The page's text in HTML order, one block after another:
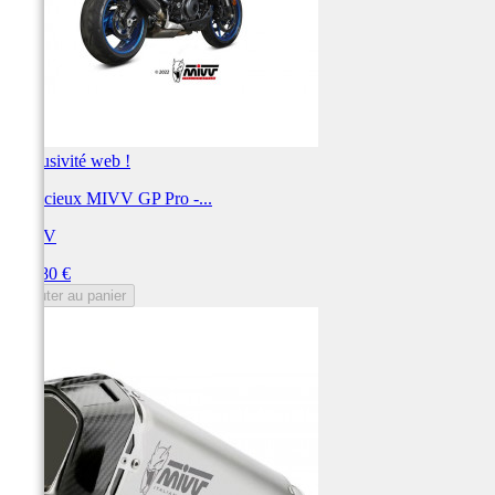
Exclusivité web !
Silencieux MIVV GP Pro -...
MIVV
556,80 €
Ajouter au panier